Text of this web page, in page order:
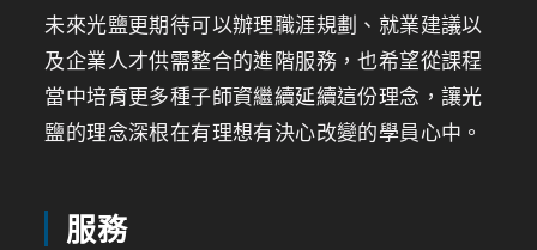
未來光鹽更期待可以辦理職涯規劃、就業建議以
及企業人才供需整合的進階服務，也希望從課程
當中培育更多種子師資繼續延續這份理念，讓光
鹽的理念深根在有理想有決心改變的學員心中。
服務